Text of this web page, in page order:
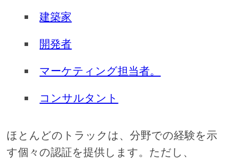
建築家
開発者
マーケティング担当者。
コンサルタント
ほとんどのトラックは、分野での経験を示
す個々の認証を提供します。ただし、